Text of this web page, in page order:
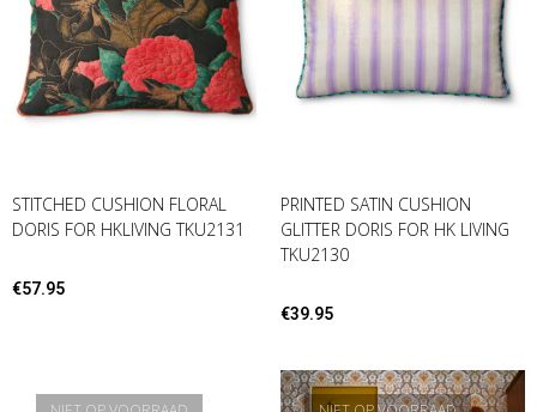
STITCHED CUSHION FLORAL
DORIS FOR HKLIVING TKU2131
€57.95
PRINTED SATIN CUSHION
GLITTER DORIS FOR HK LIVING
TKU2130
€39.95